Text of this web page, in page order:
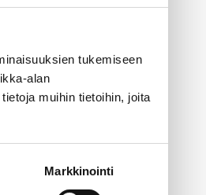
tukemiseen
alan
muihin tietoihin, joita
Markkinointi